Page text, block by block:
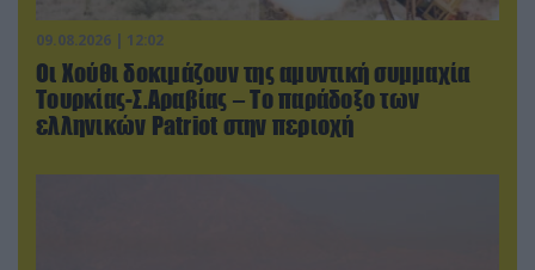
09.08.2026 | 12:02
Οι Χούθι δοκιμάζουν της αμυντική συμμαχία
Τουρκίας-Σ.Αραβίας – Το παράδοξο των
ελληνικών Patriot στην περιοχή